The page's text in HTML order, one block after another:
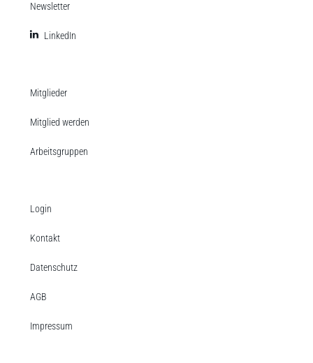
Newsletter
LinkedIn
Mitglieder
Mitglied werden
Arbeitsgruppen
Login
Kontakt
Datenschutz
AGB
Impressum